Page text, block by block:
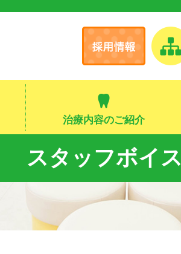
治療内容のご紹介
スタッフボイス